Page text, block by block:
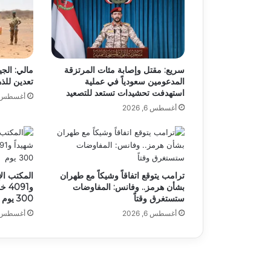
سريع: مقتل وإصابة مئات المرتزقة
المدعومين سعودياً في عملية
استهدفت تحشيدات تستعد للتصعيد
أغسطس 6, 2026
مالي:
تعدين
أغسطس 6,
ترامب يتوقع اتفاقاً وشيكاً مع طهران
بشأن هرمز.. وفانس: المفاوضات
ستستغرق وقتاً
أغسطس 6, 2026
300 يوم
أغسطس 6,